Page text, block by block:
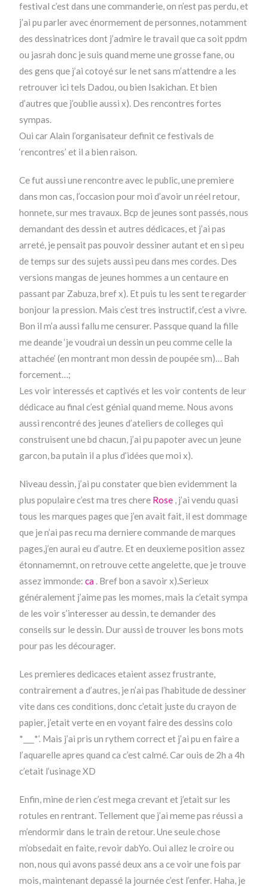
festival c’est dans une commanderie, on n’est pas perdu, et
j’ai pu parler avec énormement de personnes, notamment
des dessinatrices dont j’admire le travail que ca soit ppdm
ou jasrah donc je suis quand meme une grosse fane, ou
des gens que j’ai cotoyé sur le net sans m’attendre a les
retrouver ici tels Dadou, ou bien Isakichan. Et bien
d’autres que j’oublie aussi x). Des rencontres fortes
sympas.
Oui car Alain l’organisateur definit ce festivals de
‘rencontres’ et il a bien raison.
Ce fut aussi une rencontre avec le public, une premiere
dans mon cas, l’occasion pour moi d’avoir un réel retour,
honnete, sur mes travaux. Bcp de jeunes sont passés, nous
demandant des dessin et autres dédicaces, et j’ai pas
arreté, je pensait pas pouvoir dessiner autant et en si peu
de temps sur des sujets aussi peu dans mes cordes. Des
versions mangas de jeunes hommes a un centaure en
passant par Zabuza, bref x). Et puis tu les sent te regarder
bonjour la pression. Mais c’est tres instructif, c’est a vivre.
Bon il m’a aussi fallu me censurer. Passque quand la fille
me deande ‘je voudrai un dessin un peu comme celle la
attachée’ (en montrant mon dessin de poupée sm)… Bah
forcement…;
Les voir interessés et captivés et les voir contents de leur
dédicace au final c’est génial quand meme. Nous avons
aussi rencontré des jeunes d’ateliers de colleges qui
construisent une bd chacun, j’ai pu papoter avec un jeune
garcon, ba putain il a plus d’idées que moi x).
Niveau dessin, j’ai pu constater que bien evidemment la
plus populaire c’est ma tres chere Rose , j’ai vendu quasi
tous les marques pages que j’en avait fait, il est dommage
que je n’ai pas recu ma derniere commande de marques
pages,j’en aurai eu d’autre. Et en deuxieme position assez
étonnamemnt, on retrouve cette angelette, que je trouve
assez immonde:ca . Bref bon a savoir x).Serieux
généralement j’aime pas les momes, mais la c’etait sympa
de les voir s’interesser au dessin, te demander des
conseils sur le dessin. Dur aussi de trouver les bons mots
pour pas les décourager.
Les premieres dedicaces etaient assez frustrante,
contrairement a d’autres, je n’ai pas l’habitude de dessiner
vite dans ces conditions, donc c’etait juste du crayon de
papier, j’etait verte en en voyant faire des dessins colo
*___*’. Mais j’ai pris un rythem correct et j’ai pu en faire a
l’aquarelle apres quand ca c’est calmé. Car ouis de 2h a 4h
c’etait l’usinage XD
Enfin, mine de rien c’est mega crevant et j’etait sur les
rotules en rentrant. Tellement que j’ai meme pas réussi a
m’endormir dans le train de retour. Une seule chose
m’obsedait en faite, revoir dabYo. Oui allez le croire ou
non, nous qui avons passé deux ans a ce voir une fois par
mois, maintenant depassé la journée c’est l’enfer. Haha, je